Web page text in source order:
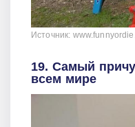
Источник:
19. Самый
всем мире